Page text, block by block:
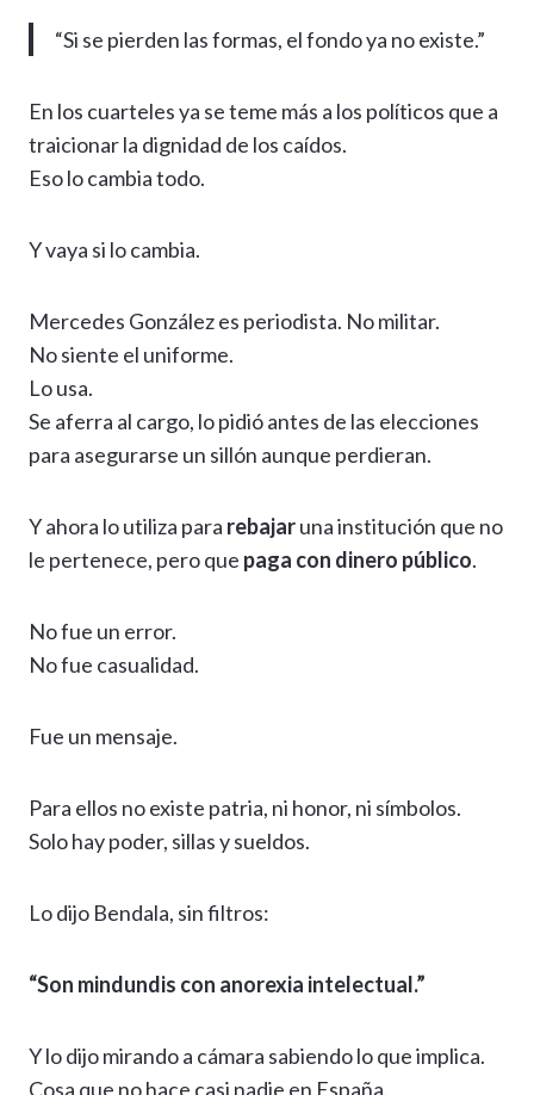
“Si se pierden las formas, el fondo ya no existe.”
En los cuarteles ya se teme más a los políticos que a
traicionar la dignidad de los caídos.
Eso lo cambia todo.
Y vaya si lo cambia.
Mercedes González es periodista. No militar.
No siente el uniforme.
Lo usa.
Se aferra al cargo, lo pidió antes de las elecciones
para asegurarse un sillón aunque perdieran.
Y ahora lo utiliza para rebajaruna institución que no
le pertenece, pero que paga con dinero público.
No fue un error.
No fue casualidad.
Fue un mensaje.
Para ellos no existe patria, ni honor, ni símbolos.
Solo hay poder, sillas y sueldos.
Lo dijo Bendala, sin filtros:
“Son mindundis con anorexia intelectual.”
Y lo dijo mirando a cámara sabiendo lo que implica.
Cosa que no hace casi nadie en España.